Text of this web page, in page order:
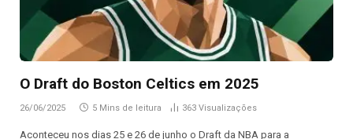
O Draft do Boston Celtics em 2025
26/06/2025 5 Mins de leitura 363 Visualizações
Aconteceu nos dias 25 e 26 de junho o Draft da NBA para a